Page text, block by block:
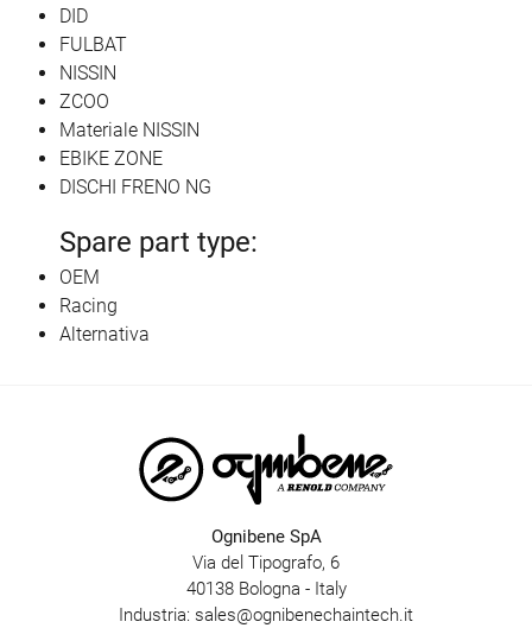
DID
FULBAT
NISSIN
ZCOO
Materiale NISSIN
EBIKE ZONE
DISCHI FRENO NG
Spare part type:
OEM
Racing
Alternativa
Ognibene SpA
Via del Tipografo, 6
40138 Bologna - Italy
Industria: sales@ognibenechaintech.it